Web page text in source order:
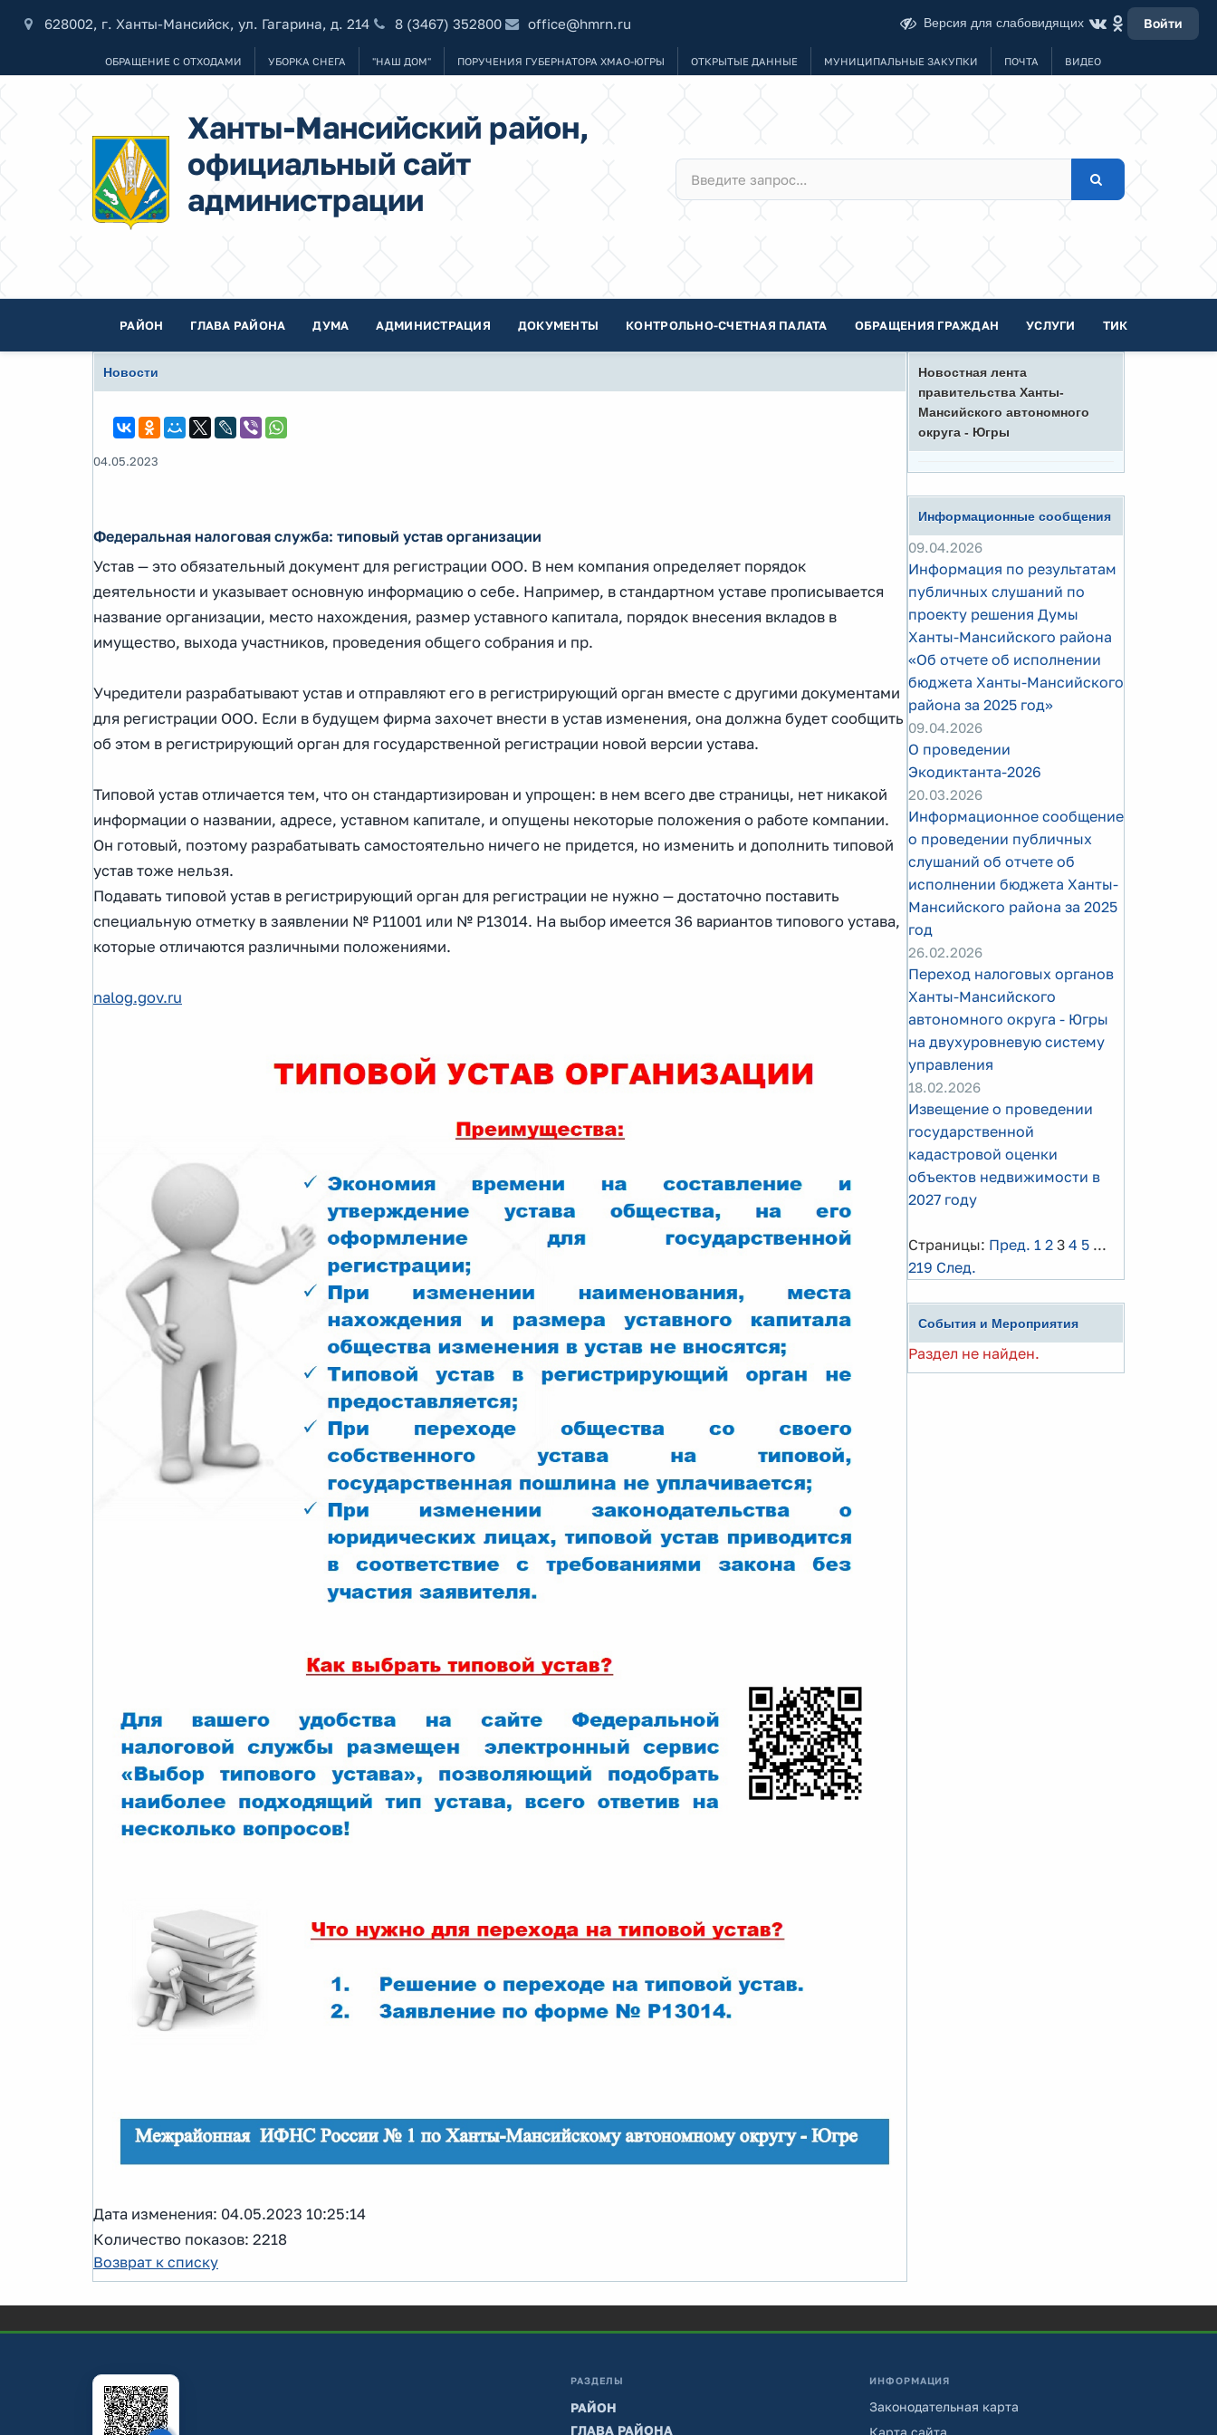
628002, г. Ханты-Мансийск, ул. Гагарина, д. 214 8 (3467) 352800 office@hmrn.ru Версия для слабовидящих Войти
ОБРАЩЕНИЕ С ОТХОДАМИ УБОРКА СНЕГА "НАШ ДОМ" ПОРУЧЕНИЯ ГУБЕРНАТОРА ХМАО-ЮГРЫ ОТКРЫТЫЕ ДАННЫЕ МУНИЦИПАЛЬНЫЕ ЗАКУПКИ ПОЧТА ВИДЕО
Ханты-Мансийский район,
официальный сайт
администрации
РАЙОН ГЛАВА РАЙОНА ДУМА АДМИНИСТРАЦИЯ ДОКУМЕНТЫ КОНТРОЛЬНО-СЧЕТНАЯ ПАЛАТА ОБРАЩЕНИЯ ГРАЖДАН УСЛУГИ ТИК
Новости
04.05.2023
Федеральная налоговая служба: типовый устав организации
Устав — это обязательный документ для регистрации ООО. В нем компания определяет порядок
деятельности и указывает основную информацию о себе. Например, в стандартном уставе прописывается
название организации, место нахождения, размер уставного капитала, порядок внесения вкладов в
имущество, выхода участников, проведения общего собрания и пр.
Учредители разрабатывают устав и отправляют его в регистрирующий орган вместе с другими документами
для регистрации ООО. Если в будущем фирма захочет внести в устав изменения, она должна будет сообщить
об этом в регистрирующий орган для государственной регистрации новой версии устава.
Типовой устав отличается тем, что он стандартизирован и упрощен: в нем всего две страницы, нет никакой
информации о названии, адресе, уставном капитале, и опущены некоторые положения о работе компании.
Он готовый, поэтому разрабатывать самостоятельно ничего не придется, но изменить и дополнить типовой
устав тоже нельзя.
Подавать типовой устав в регистрирующий орган для регистрации не нужно — достаточно поставить
специальную отметку в заявлении № Р11001 или № Р13014. На выбор имеется 36 вариантов типового устава,
которые отличаются различными положениями.
nalog.gov.ru
Дата изменения: 04.05.2023 10:25:14
Количество показов: 2218
Возврат к списку
Новостная лента
правительства Ханты-
Мансийского автономного
округа - Югры
Информационные сообщения
09.04.2026
Информация по результатам
публичных слушаний по
проекту решения Думы
Ханты-Мансийского района
«Об отчете об исполнении
бюджета Ханты-Мансийского
района за 2025 год»
09.04.2026
О проведении
Экодиктанта-2026
20.03.2026
Информационное сообщение
о проведении публичных
слушаний об отчете об
исполнении бюджета Ханты-
Мансийского района за 2025
год
26.02.2026
Переход налоговых органов
Ханты-Мансийского
автономного округа - Югры
на двухуровневую систему
управления
18.02.2026
Извещение о проведении
государственной
кадастровой оценки
объектов недвижимости в
2027 году
Страницы: Пред. 1 2 3 4 5 ...
219 След.
События и Мероприятия
Раздел не найден.
РАЗДЕЛЫ
РАЙОН
ГЛАВА РАЙОНА
ИНФОРМАЦИЯ
Законодательная карта
Карта сайта